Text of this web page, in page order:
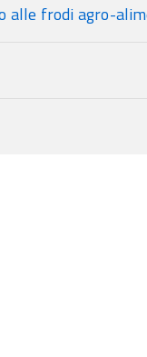
alle frodi agro-